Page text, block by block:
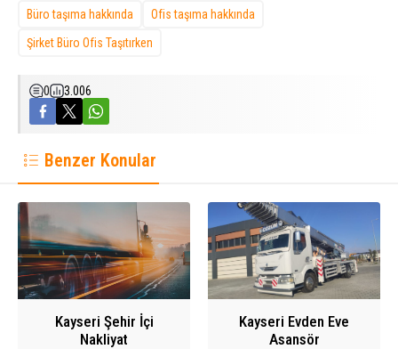
Büro taşıma hakkında
Ofis taşıma hakkında
Şirket Büro Ofis Taşıtırken
0 3.006
Benzer Konular
Kayseri Şehir İçi
Nakliyat
Kayseri Evden Eve
Asansör